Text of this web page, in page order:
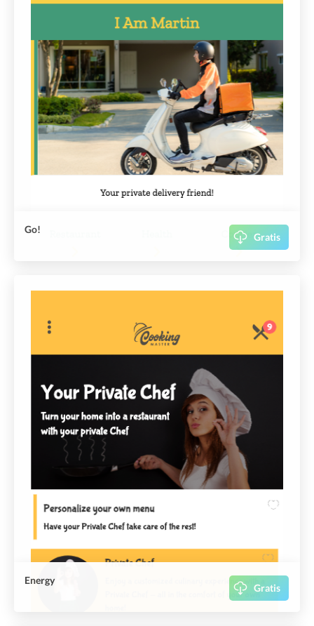
Go!
Gratis
Energy
Gratis